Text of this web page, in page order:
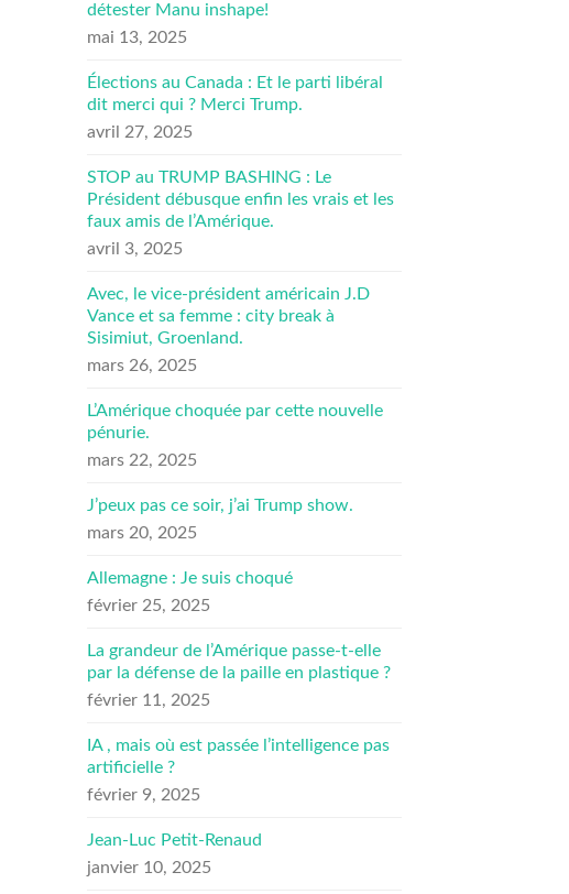
détester Manu inshape!
mai 13, 2025
Élections au Canada : Et le parti libéral
dit merci qui ? Merci Trump.
avril 27, 2025
STOP au TRUMP BASHING : Le
Président débusque enfin les vrais et les
faux amis de l’Amérique.
avril 3, 2025
Avec, le vice-président américain J.D
Vance et sa femme : city break à
Sisimiut, Groenland.
mars 26, 2025
L’Amérique choquée par cette nouvelle
pénurie.
mars 22, 2025
J’peux pas ce soir, j’ai Trump show.
mars 20, 2025
Allemagne : Je suis choqué
février 25, 2025
La grandeur de l’Amérique passe-t-elle
par la défense de la paille en plastique ?
février 11, 2025
IA , mais où est passée l’intelligence pas
artificielle ?
février 9, 2025
Jean-Luc Petit-Renaud
janvier 10, 2025